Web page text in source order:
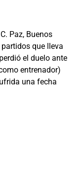
Paz, Buenos
que lleva
el duelo ante
entrenador)
una fecha